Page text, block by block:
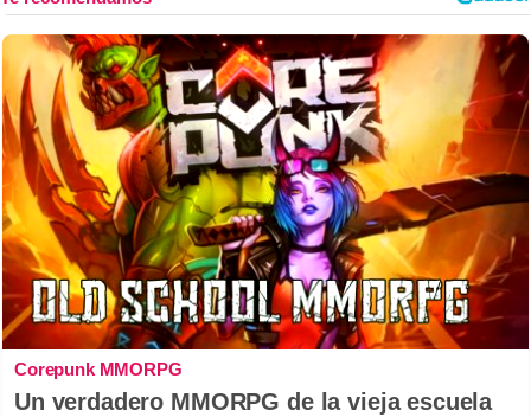
Corepunk MMORPG
Un verdadero MMORPG de la vieja escuela